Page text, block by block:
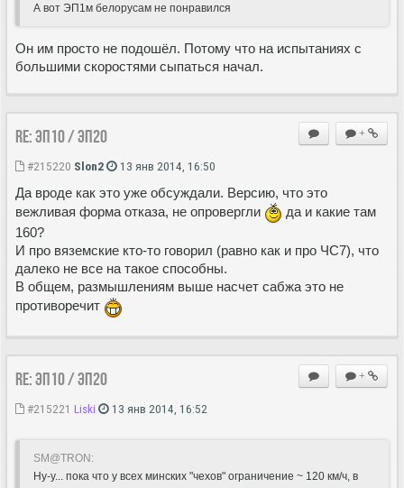
А вот ЭП1м белорусам не понравился
Он им просто не подошёл. Потому что на испытаниях с
большими скоростями сыпаться начал.
+
Re: ЭП10 / ЭП20
#215220 Slon2 13 янв 2014, 16:50
Да вроде как это уже обсуждали. Версию, что это
вежливая форма отказа, не опровергли
да и какие там
160?
И про вяземские кто-то говорил (равно как и про ЧС7), что
далеко не все на такое способны.
В общем, размышлениям выше насчет сабжа это не
противоречит
+
Re: ЭП10 / ЭП20
#215221 Liski 13 янв 2014, 16:52
SM@TRON:
Ну-у... пока что у всех минских "чехов" ограничение ~ 120 км/ч, в